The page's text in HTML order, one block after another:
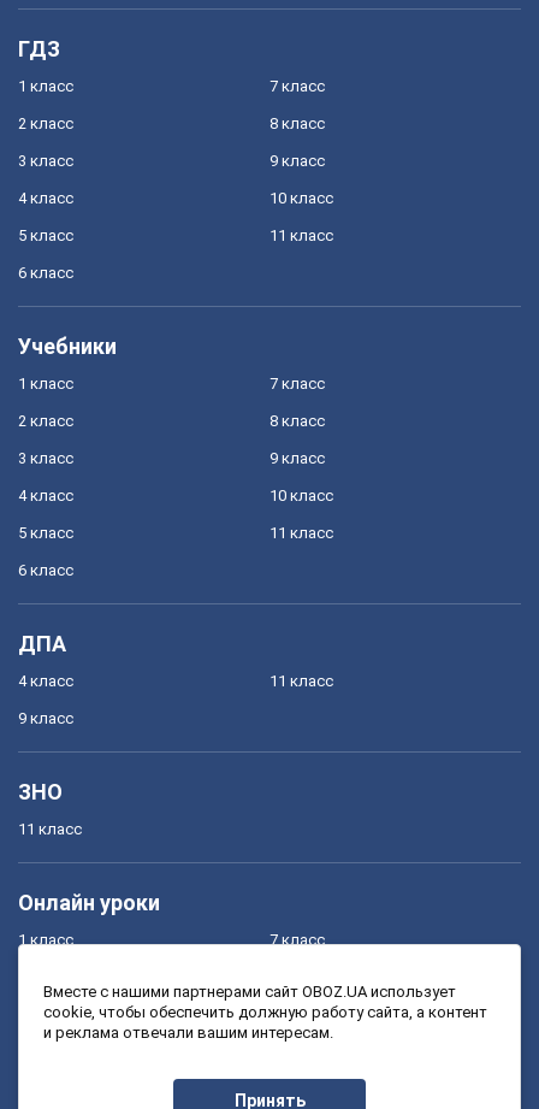
ГДЗ
1 класс
2 класс
3 класс
4 класс
5 класс
6 класс
7 класс
8 класс
9 класс
10 класс
11 класс
Учебники
1 класс
2 класс
3 класс
4 класс
5 класс
6 класс
7 класс
8 класс
9 класс
10 класс
11 класс
ДПА
4 класс
9 класс
11 класс
ЗНО
11 класс
Онлайн уроки
1 класс
3 класс
7 класс
9 класс
Вместе с нашими партнерами сайт OBOZ.UA использует
cookie, чтобы обеспечить должную работу сайта, а контент
и реклама отвечали вашим интересам.
Принять